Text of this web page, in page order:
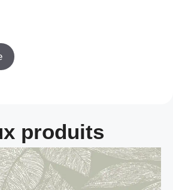
produits